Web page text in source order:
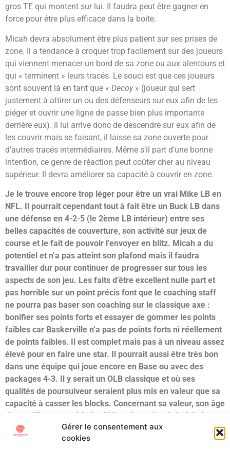
Gérer le consentement aux
cookies
gros TE qui montent sur lui. Il faudra peut être gagner en
force pour être plus efficace dans la boite.
Micah devra absolument être plus patient sur ses prises de
zone. Il a tendance à croquer trop facilement sur des joueurs
qui viennent menacer un bord de sa zone ou aux alentours et
qui « terminent » leurs tracés. Le souci est que ces joueurs
sont souvent là en tant que « Decoy» (joueur qui sert
justement à attirer un ou des défenseurs sur eux afin de les
piéger et ouvrir une ligne de passe bien plus importante
derrière eux). Il lui arrive donc de descendre sur eux afin de
les couvrir mais se faisant, il laisse sa zone ouverte pour
d’autres tracés intermédiaires. Même s’il part d’une bonne
intention, ce genre de réaction peut coûter cher au niveau
supérieur. Il devra améliorer sa capacité à couvrir en zone.
Je le trouve encore trop léger pour être un vrai Mike LB en
NFL. Il pourrait cependant tout à fait être un Buck LB dans
une défense en 4-2-5 (le 2ème LB intérieur) entre ses
belles capacités de couverture, son activité sur jeux de
course et le fait de pouvoir l’envoyer en blitz. Micah a du
potentiel et n’a pas atteint son plafond mais il faudra
travailler dur pour continuer de progresser sur tous les
aspects de son jeu. Les faits d’être excellent nulle part et
pas horrible sur un point précis font que le coaching staff
ne pourra pas baser son coaching sur le classique axe :
bonifier ses points forts et essayer de gommer les points
faibles car Baskerville n’a pas de points forts ni réellement
de points faibles. Il est complet mais pas à un niveau assez
élevé pour en faire une star. Il pourrait aussi être très bon
dans une équipe qui joue encore en Base ou avec des
packages 4-3. Il y serait un OLB classique et où ses
qualités de poursuiveur seraient plus mis en valeur que sa
capacité à casser les blocks. Concernant sa valeur, son âge
risque d’être un vrai frein. Si l’on ajoute à cela le fait de ne
pas être en présence d’un joueur au plafond très élevé,
Baskerville pourrait bien chuter jusqu’au 5ème tour, voire